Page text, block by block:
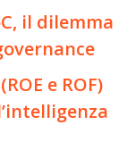
il dilemma
e ROF)